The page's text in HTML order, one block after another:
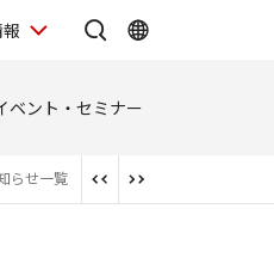
ベント・セミナー
らせ一覧